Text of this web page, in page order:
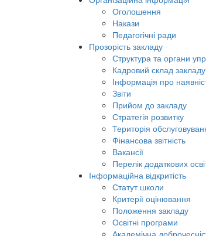
Оголошення
Накази
Педагогічні ради
Прозорість закладу
Структура та органи
Кадровий склад закладу
Інформація про
Звіти
Прийом до закладу
Стратегія розвитку
Територія
Фінансова звітність
Вакансії
Перелік додаткових
Інформаційна відкритість
Статут школи
Критерії оцінювання
Положення закладу
Освітні програми
Академічна